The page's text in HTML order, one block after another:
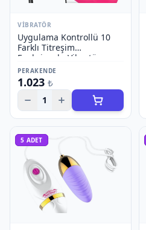
VIBRATÖR
Uygulama Kontrollü 10
Farklı Titreşim
Fonksiyonlu Vibratör -
Model 2
PERAKENDE
1.023 ₺
1
5 ADET